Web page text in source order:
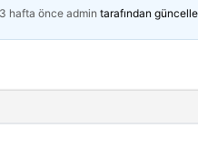
hafta önce admin tarafından